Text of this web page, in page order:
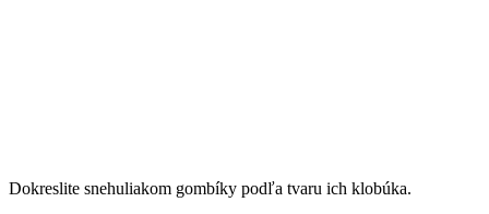
Dokreslite snehuliakom gombíky podľa tvaru ich klobúka.